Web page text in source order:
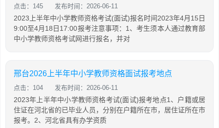
点击：145 发布时间：2026-06-11
2023上半年中小学教师资格考试(面试)报名时间2023年4月15日
9:00至4月18日17:00报考注意事项：1、考生须本人通过教育部
中小学教师资格考试网进行报名，并对
邢台2026上半年中小学教师资格面试报考地点
点击：104 发布时间：2026-06-11
2023年上半年中小学教师资格考试(面试)报考地点1、户籍或居
住证在河北省的已毕业人员，分别在户籍所在市，居住证所在市
报考。2、河北省具有办学资质